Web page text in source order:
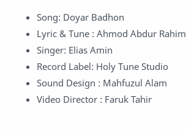
Song: Doyar Badhon
Lyric & Tune : Ahmod Abdur Rahim
Singer: Elias Amin
Record Label: Holy Tune Studio
Sound Design : Mahfuzul Alam
Video Director : Faruk Tahir